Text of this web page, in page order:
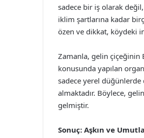
sadece bir iş olarak
iklim şartlarına kadar
özen ve dikkat, köydeki
Zamanla, gelin çiçeğinin
konusunda yapılan
sadece yerel
almaktadır. Böylece,
gelmiştir.
Sonuç: Aşkın ve